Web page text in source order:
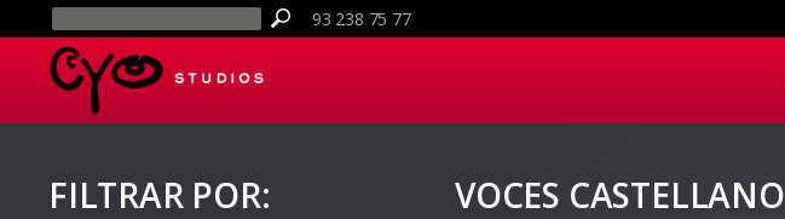
93 238 75 77
FILTRAR POR: VOCES CASTELLANO